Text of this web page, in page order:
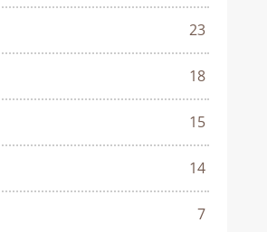
23
18
15
14
7